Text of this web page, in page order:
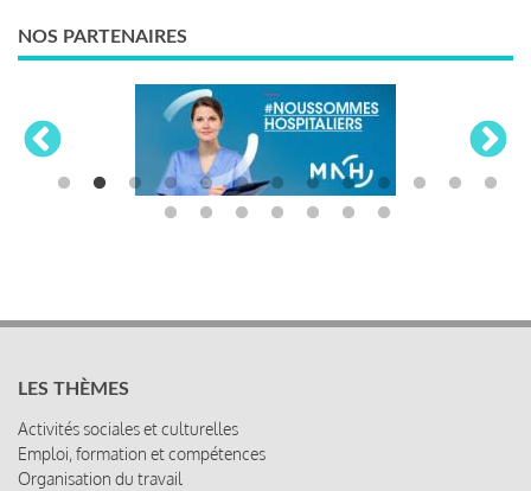
NOS PARTENAIRES
LES THÈMES
Activités sociales et culturelles
Emploi, formation et compétences
Organisation du travail